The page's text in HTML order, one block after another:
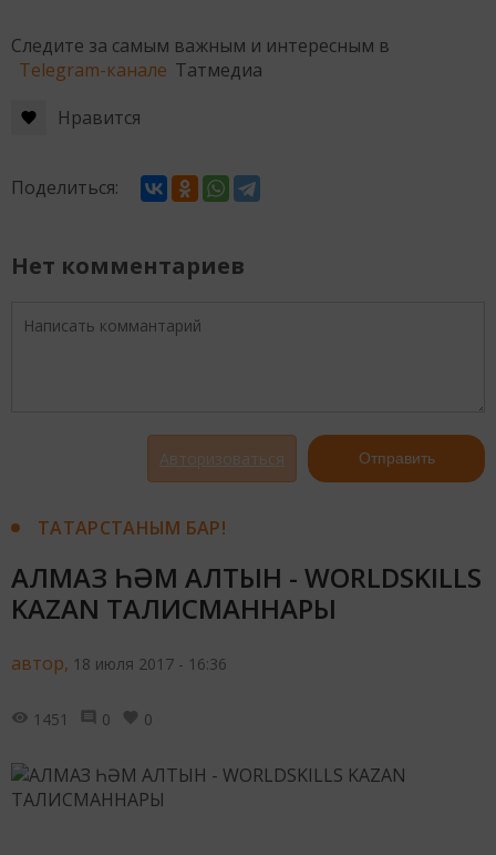
Следите за самым важным и интересным в
Telegram-канале Татмедиа
Нравится
Поделиться:
Нет комментариев
Авторизоваться Отправить
ТАТАРСТАНЫМ БАР!
АЛМАЗ ҺӘМ АЛТЫН - WORLDSKILLS
KAZAN ТАЛИСМАННАРЫ
автор, 18 июля 2017 - 16:36
1451 0 0